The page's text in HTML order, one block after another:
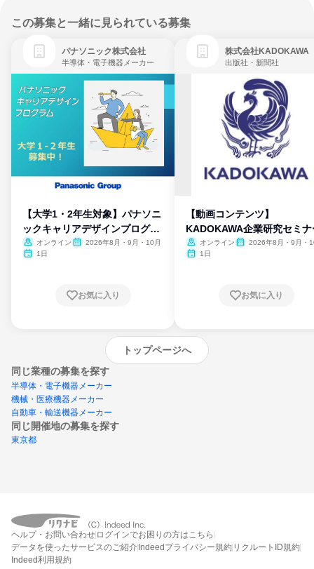
この募集と一緒に見られている募集
パナソニック株式会社
半導体・電子機器メーカー
【大学1・2年生対象】パナソニ
ックキャリアデザインプログラ
ム
オンライン
2026年8月・9月・10月
1日
お気に入り
株式会社KADOKAWA
出版社・新聞社
【動画コンテンツ】
KADOKAWA企業研究セミナ
オンライン
2026年8月・9月・
1日
お気に入り
トップページへ
同じ業種の募集を探す
半導体・電子機器メーカー
機械・医療機器メーカー
自動車・輸送機器メーカー
同じ開催地の募集を探す
東京都
エントリーするとプログラムの詳細案内を
受け取れるようになります
ヘルプ・お問い合わせ ログインでお困りの方はこちら
データを使ったサービスのご紹介 Indeedプライバシー規約 リクルートID規約
Indeed利用規約